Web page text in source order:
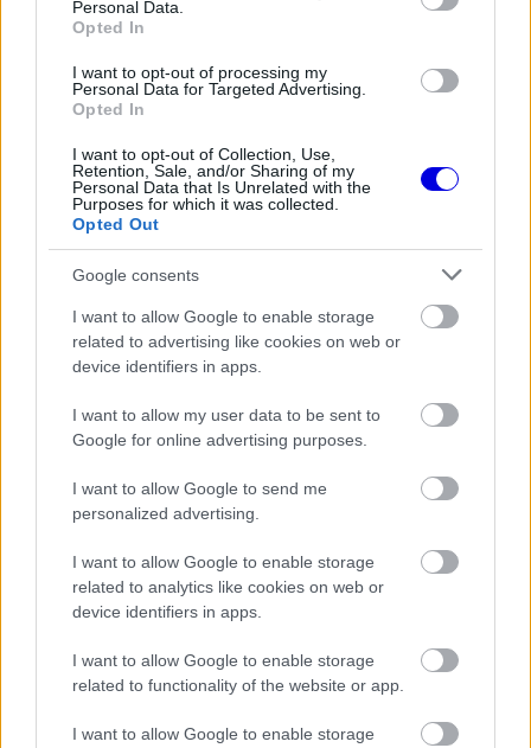
Personal Data.
Opted In
I want to opt-out of processing my
Personal Data for Targeted Advertising.
Opted In
I want to opt-out of Collection, Use,
Retention, Sale, and/or Sharing of my
Personal Data that Is Unrelated with the
Purposes for which it was collected.
Opted Out
Google consents
I want to allow Google to enable storage
related to advertising like cookies on web or
device identifiers in apps.
I want to allow my user data to be sent to
Google for online advertising purposes.
I want to allow Google to send me
personalized advertising.
I want to allow Google to enable storage
related to analytics like cookies on web or
device identifiers in apps.
I want to allow Google to enable storage
related to functionality of the website or app.
I want to allow Google to enable storage
Toto Wolff keményen beszólt a
Újra harcban a győzelemért – ez
hozza meg Lewis Hamilton
feltámadását